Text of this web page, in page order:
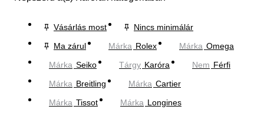
Vásárlás most
Nincs minimálár
Ma zárul
Márka Rolex Márka Omega
Márka Seiko Tárgy Karóra Nem Férfi
Márka Breitling Márka Cartier
Márka Tissot Márka Longines